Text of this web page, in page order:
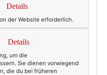
Details
der Website erforderlich.
Details
um die
Sie dienen vorwiegend
die du bei früheren